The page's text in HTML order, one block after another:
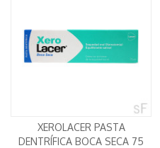
XEROLACER PASTA
DENTRÍFICA BOCA SECA 75